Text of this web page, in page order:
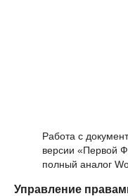
Работа с
версии «Первой
полный аналог
Управление